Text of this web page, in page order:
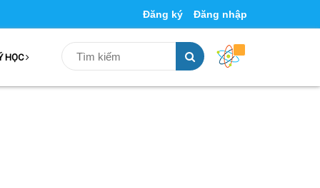
Đăng ký Đăng nhập
HỌC